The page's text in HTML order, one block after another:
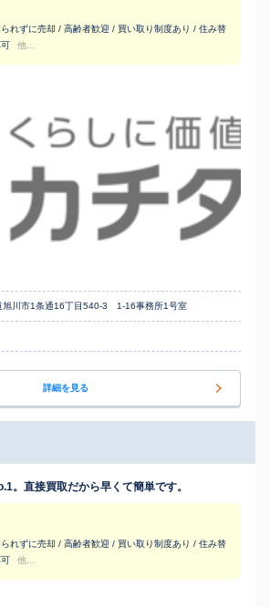
れずに売却 / 高齢者歓迎 / 買い取り制度あり / 住み替
他...
旭川市1条通16丁目540-3 1-16事務所1号室
詳細を見る
。直接買取だから早くて簡単です。
れずに売却 / 高齢者歓迎 / 買い取り制度あり / 住み替
他...